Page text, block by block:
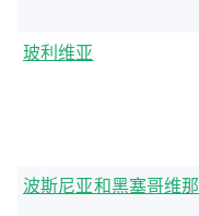
玻利维亚
波斯尼亚和黑塞哥维那